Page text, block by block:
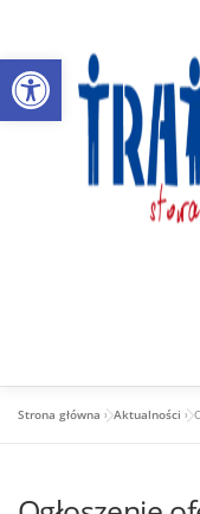
Otwórz
treści
Strona główna »Aktualności »